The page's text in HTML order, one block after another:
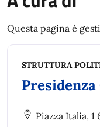
Questa pagina è
STRUTTURA
Piazza Italia, 1